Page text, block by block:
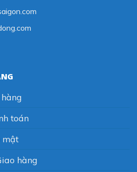
toán
mật
hàng